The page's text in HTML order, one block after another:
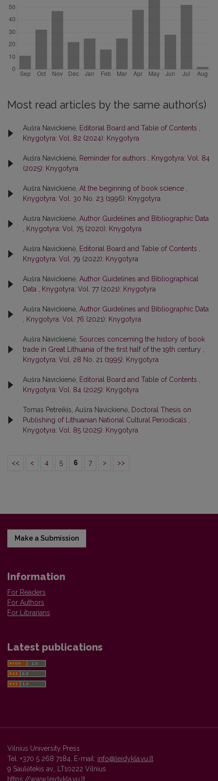
Most read articles by the same author(s)
Aušra Navickienė, Editorial Board and Table of Contents
Knygotyra: Vol. 82 (2024): Knygotyra
Aušra Navickienė, Reminder for authors
Knygotyra: Vol. 84
(2025): Knygotyra
Aušra Navickienė, At the beginning of book science
Knygotyra: Vol. 30 No. 23 (1996): Knygotyra
Aušra Navickienė, Author Guidelines and Bibliographic Data
Knygotyra: Vol. 75 (2020): Knygotyra
Aušra Navickienė, Editorial Board and Table of Contents
Knygotyra: Vol. 79 (2022): Knygotyra
Aušra Navickienė, Author Guidelines and Bibliographical
Data
Knygotyra: Vol. 77 (2021): Knygotyra
Aušra Navickienė, Author Guidelines and Bibliographic Data
Knygotyra: Vol. 76 (2021): Knygotyra
Aušra Navickienė, Sources concerning the history of book
trade in Great Lithuania of the first half of the 19th century
Knygotyra: Vol. 28 No. 21 (1995): Knygotyra
Aušra Navickienė, Editorial Board and Table of Contents
Knygotyra: Vol. 84 (2025): Knygotyra
Tomas Petreikis, Aušra Navickienė, Doctoral Thesis on
Publishing of Lithuanian National Cultural Periodicals
Knygotyra: Vol. 85 (2025): Knygotyra
<< < 4 5 6 7 > >>
Make a Submission
Information
For Readers
For Authors
For Librarians
Latest publications
Vilnius University Press
Tel. +370 5 268 7184, E-mail: info@leidykla.vu.lt
9 Saulėtekis av., LT10222 Vilnius
https://www.leidykla.vu.lt